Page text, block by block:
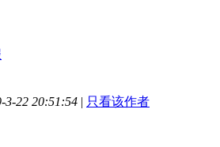
3-22 20:51:54 | 只看该作者